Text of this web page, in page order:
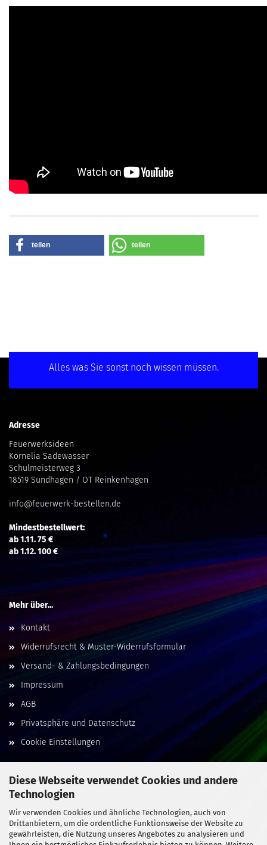
Diese Webseite verwendet Cookies und andere
Technologien
Wir verwenden Cookies und ähnliche Technologien, auch von
Drittanbietern, um die ordentliche Funktionsweise der Website zu
gewährleisten, die Nutzung unseres Angebotes zu analysieren und
teilen teilen
Alles was Sie sonst noch wissen müssen.
Adresse
Feuerwerksideen
Kornelia Sadewasser
Schulmeisterweg 3
18519 Sundhagen / OT Reinkenhagen
info@feuerwerk-bestellen.de
Mindestbestellwert:
ab 1.11. 75 €
ab 1.12. 100 €
Mehr über...
Kontakt
Widerrufsrecht & Muster-Widerrufsformular
Versand- & Zahlungsbedingungen
Impressum
AGB
Privatsphäre und Datenschutz
Cookie Einstellungen
Social Media